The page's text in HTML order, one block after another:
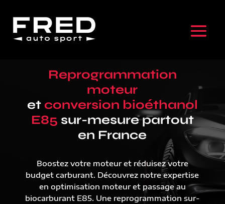
Reprogrammation
moteur
et conversion bioéthanol
E85 sur-mesure partout
en France
Boostez votre moteur et réduisez votre
budget carburant. Découvrez notre expertise
en optimisation moteur et passage au
biocarburant E85. Une reprogrammation sur-